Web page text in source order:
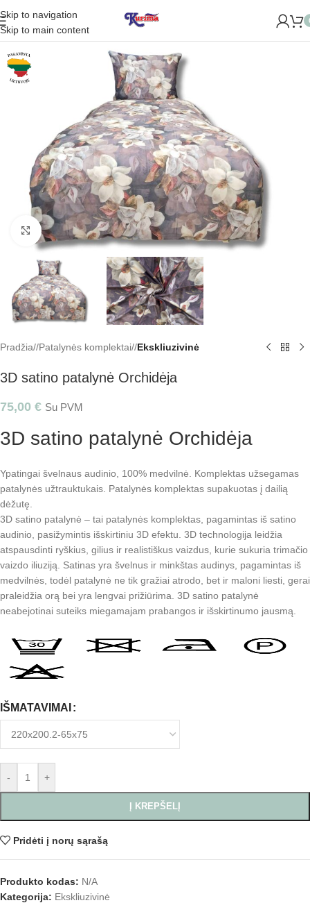
Skip to navigation
Skip to main content
NAUJĄ PARDUOTUVĘ ŽVĖRYNE (SĖLIŲ G. 29
Padidinti
Pradžia/ Patalynės komplektai/ Ekskliuzivinė
3D satino patalynė Orchidėja
75,00 € Su PVM
3D satino patalynė Orchidėja
Ypatingai švelnaus audinio, 100% medvilnė. Komplektas užsegamas
patalynės užtrauktukais. Patalynės komplektas supakuotas į dailią
dėžutę.
3D satino patalynė – tai patalynės komplektas, pagamintas iš satino
audinio, pasižymintis išskirtiniu 3D efektu. 3D technologija leidžia
atspausdinti ryškius, gilius ir realistiškus vaizdus, kurie sukuria trimačio
vaizdo iliuziją. Satinas yra švelnus ir minkštas audinys, pagamintas iš
medvilnės, todėl patalynė ne tik gražiai atrodo, bet ir maloni liesti, gerai
praleidžia orą bei yra lengvai prižiūrima. 3D satino patalynė
neabejotinai suteiks miegamajam prabangos ir išskirtinumo jausmą.
IŠMATAVIMAI
- +
Į KREPŠELĮ
Pridėti į norų sąrašą
Produkto kodas: N/A
Kategorija: Ekskliuzivinė